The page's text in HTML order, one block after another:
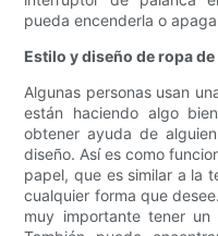
pueda encenderla o
Estilo y diseño de ropa de
Algunas personas usan
están haciendo algo
obtener ayuda de
diseño. Así es como
papel, que es similar a la
cualquier forma que
muy importante tener